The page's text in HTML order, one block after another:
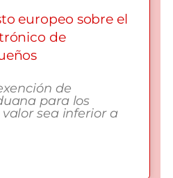
europeo sobre el
de
de
para los
sea inferior a